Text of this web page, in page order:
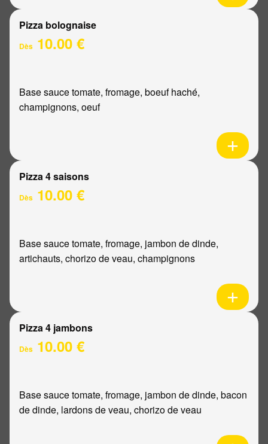
Pizza bolognaise
Dès 10.00 €
Base sauce tomate, fromage, boeuf haché,
champignons, oeuf
Pizza 4 saisons
Dès 10.00 €
Base sauce tomate, fromage, jambon de dinde,
artichauts, chorizo de veau, champignons
Pizza 4 jambons
Dès 10.00 €
Base sauce tomate, fromage, jambon de dinde, bacon
de dinde, lardons de veau, chorizo de veau